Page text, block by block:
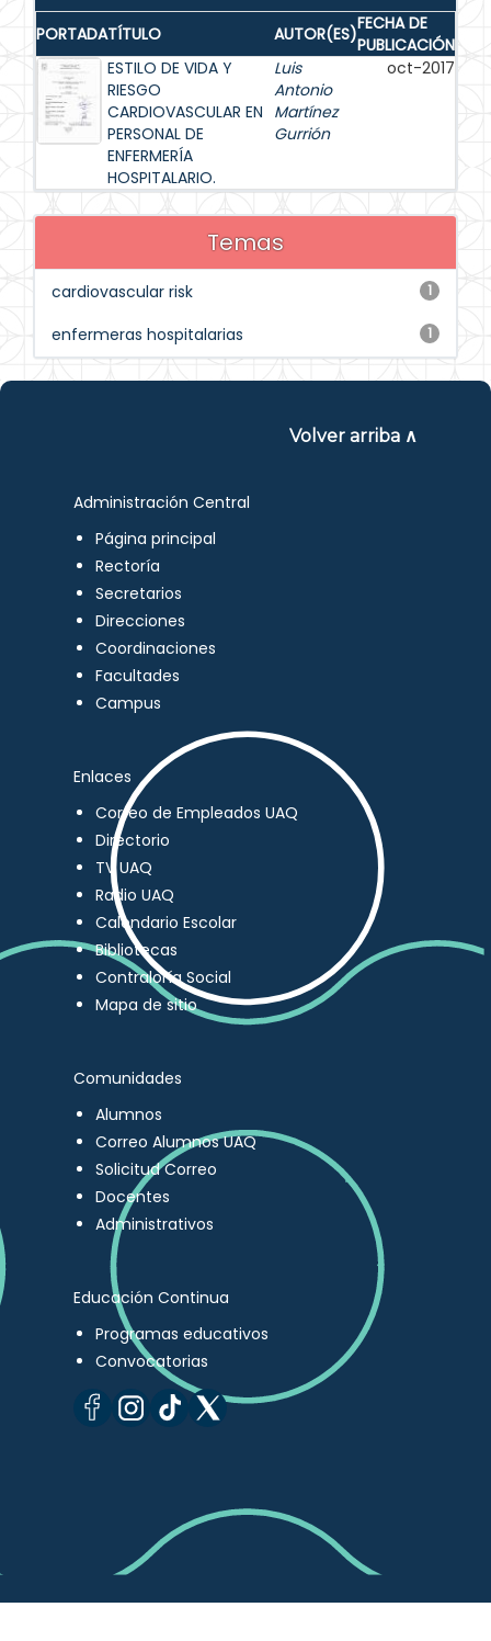
PORTADATÍTULO AUTOR(ES)FECHA DE
PUBLICACIÓN
ESTILO DE VIDA Y
RIESGO
CARDIOVASCULAR EN
PERSONAL DE
ENFERMERÍA
HOSPITALARIO.
Luis
Antonio
Martínez
Gurrión
oct-2017
Temas
1
cardiovascular risk
1
enfermeras hospitalarias
Volver arriba ∧
Administración Central
Página principal
Rectoría
Secretarios
Direcciones
Coordinaciones
Facultades
Campus
Enlaces
Correo de Empleados UAQ
Directorio
TV UAQ
Radio UAQ
Calendario Escolar
Bibliotecas
Contraloría Social
Mapa de sitio
Comunidades
Alumnos
Correo Alumnos UAQ
Solicitud Correo
Docentes
Administrativos
Educación Continua
Programas educativos
Convocatorias